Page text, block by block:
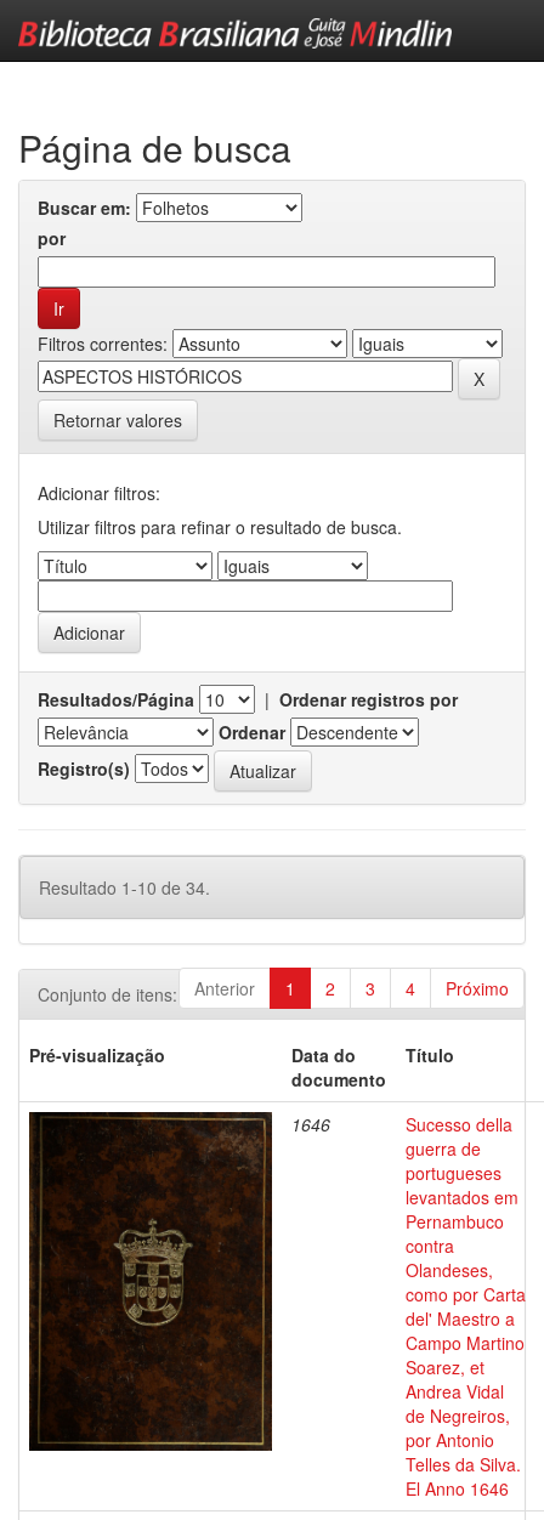
Página de busca
Buscar em:
por
Filtros correntes:
Retornar valores
Adicionar filtros:
Utilizar filtros para refinar o resultado de busca.
Resultados/Página | Ordenar registros por
Ordenar
Registro(s)
Resultado 1-10 de 34.
Anterior 1 2 3 4 Próximo
Conjunto de itens:
Pré-visualização
Data do
documento
Título
1646
Sucesso della
guerra de
portugueses
levantados em
Pernambuco
contra
Olandeses,
como por Carta
del' Maestro a
Campo Martino
Soarez, et
Andrea Vidal
de Negreiros,
por Antonio
Telles da Silva.
El Anno 1646